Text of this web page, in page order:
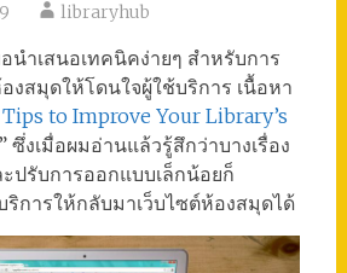
libraryhub
ำเสนอเทคนิคง่ายๆ สำหรับการ
งสมุดให้โดนใจผู้ใช้บริการ เนื้อหา
to Improve Your Library’s
ซึ่งเมื่อผมอ่านแล้วรู้สึกว่าบางเรื่อง
ปรับการออกแบบเล็กน้อยก็
ริการให้กลับมาเว็บไซต์ห้องสมุดได้